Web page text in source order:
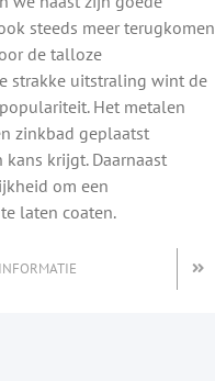
steeds meer terugkomen
de talloze
strakke uitstraling wint de
Het metalen
zinkbad geplaatst
krijgt. Daarnaast
om een
laten coaten.